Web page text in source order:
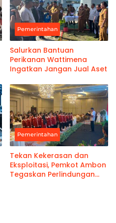
Pemerintahan
Salurkan Bantuan
Perikanan Wattimena
Ingatkan Jangan Jual Aset
Pemerintahan
Tekan Kekerasan dan
Eksploitasi, Pemkot Ambon
Tegaskan Perlindungan